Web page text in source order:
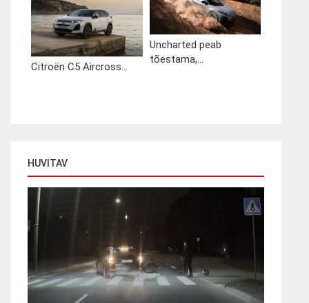
Citroën C5 Aircross...
Uncharted peab
tõestama,...
HUVITAV